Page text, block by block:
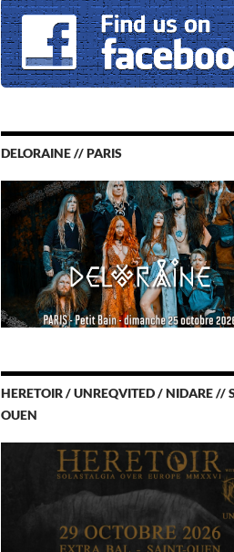
DELORAINE // PARIS
HERETOIR / UNREQVITED / NIDARE //
OUEN